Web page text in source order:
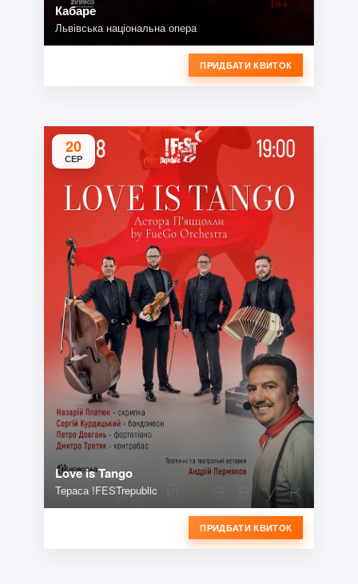
Кабаре
Львівська національна опера
ПРИДБАТИ КВИТОК
20
СЕР
Love is Tango
Тераса !FESTrepublic
ПРИДБАТИ КВИТОК